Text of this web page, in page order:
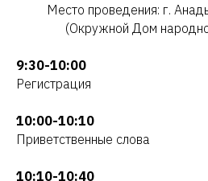
Место проведения: г.
(Окружной Дом
9:30-10:00
Регистрация
10:00-10:10
Приветственные слова
10:10-10:40